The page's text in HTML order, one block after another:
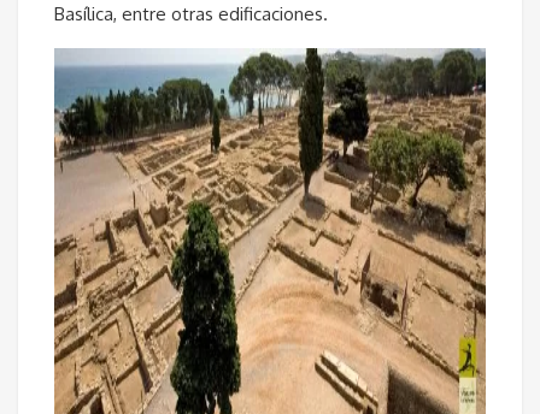
Basílica, entre otras edificaciones.